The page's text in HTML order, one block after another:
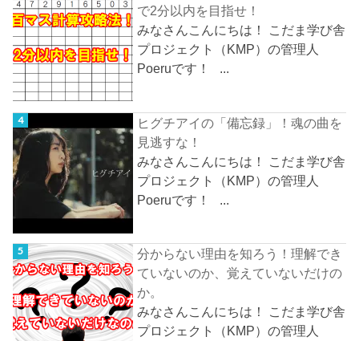
で2分以内を目指せ！
みなさんこんにちは！ こだま学び舎
プロジェクト（KMP）の管理人
Poeruです！ ...
ヒグチアイの「備忘録」！魂の曲を
見逃すな！
みなさんこんにちは！ こだま学び舎
プロジェクト（KMP）の管理人
Poeruです！ ...
分からない理由を知ろう！理解でき
ていないのか、覚えていないだけの
か。
みなさんこんにちは！ こだま学び舎
プロジェクト（KMP）の管理人